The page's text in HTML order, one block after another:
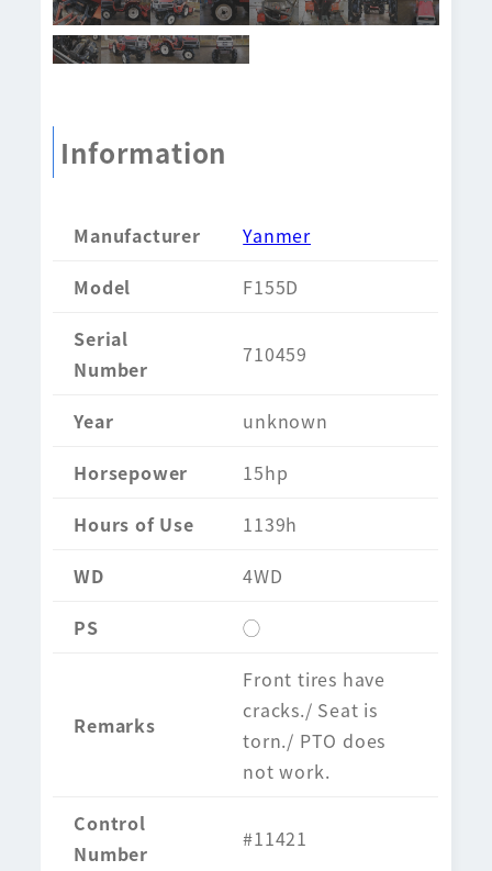
Information
Manufacturer
Yanmer
Model
F155D
Serial
Number
710459
Year
unknown
Horsepower
15hp
Hours of Use
1139h
WD
4WD
PS
◯
Remarks
Front tires have
cracks./ Seat is
torn./ PTO does
not work.
Control
Number
#11421